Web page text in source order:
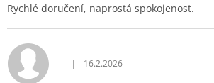
Rychlé doručení, naprostá spokojenost.
Hodnocení obchodu je 5 z 5
| 16.2.2026